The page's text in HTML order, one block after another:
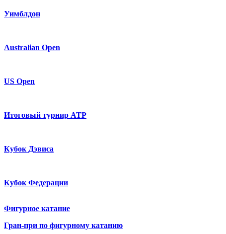
Уимблдон
Australian Open
US Open
Итоговый турнир ATP
Кубок Дэвиса
Кубок Федерации
Фигурное катание
Гран-при по фигурному катанию